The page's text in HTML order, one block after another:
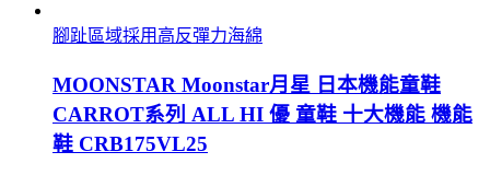
腳趾區域採用高反彈力海綿
MOONSTAR Moonstar月星 日本機能童鞋
CARROT系列 ALL HI 優 童鞋 十大機能 機能
鞋 CRB175VL25